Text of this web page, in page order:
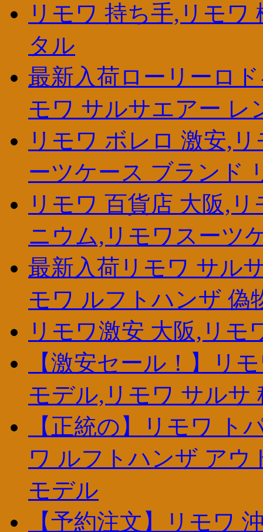
リモワ 持ち手,リモワ
タル
最新入荷ローリーロ
モワ サルサエアー レ
リモワ ボレロ 激安,
ーツケース ブランド
リモワ 百貨店 大阪,
ニウム,リモワスーツ
最新入荷リモワ サル
モワ ルフトハンザ 偽
リモワ激安 大阪,リモ
【激安セール！】リ
モデル,リモワ サルサ
【正統の】リモワ ト
ワ ルフトハンザ ア
モデル
【予約注文】リモワ